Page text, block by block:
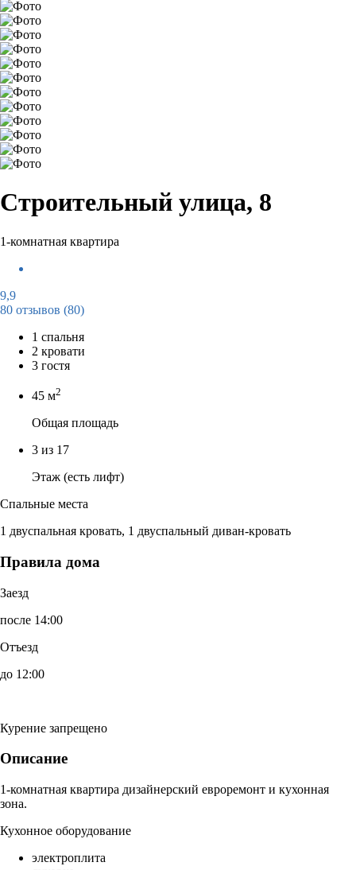
Строительный улица, 8
1-комнатная квартира
9,9
80 отзывов (80)
1 спальня
2 кровати
3 гостя
45 м2
Общая площадь
3 из 17
Этаж (есть лифт)
Спальные места
1 двуспальная кровать, 1 двуспальный диван-кровать
Правила дома
Заезд
после 14:00
Отъезд
до 12:00
Курение запрещено
Описание
1-комнатная квартира дизайнерский евроремонт и кухонная
зона.
Кухонное оборудование
электроплита